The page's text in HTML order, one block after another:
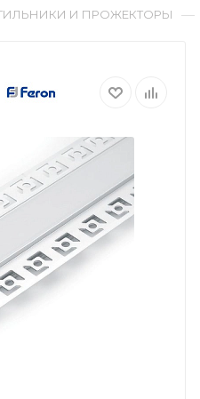
И ПРОЖЕКТОРЫ —